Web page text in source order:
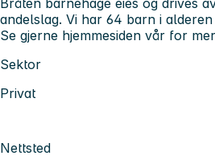
Bråten barnehage eies og drives
andelslag. Vi har 64 barn i alderen
Se gjerne hjemmesiden vår for
Sektor
Privat
Nettsted